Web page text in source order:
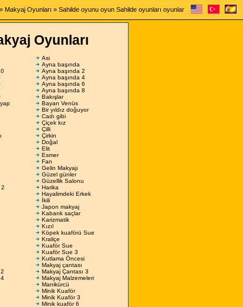
» Makyaj Oyunları » Sahilde oyunu oyun Sahilde oyunları oyunlar
Oyunları
Asi
Ayna başında
Ayna başında 2
Ayna başında 4
Ayna başında 6
Ayna başında 8
Bakışlar
Bayan Venüs
Bir yıldız doğuyor
Cadı gibi
Çiçek kız
Çilli
Çirkin
Doğal
Elit
Esmer
Fan
Gelin Makyajı
Güzel günler
Güzellik Salonu
Harika
Hayalimdeki Erkek
İkili
Japon makyaj
Kabarık saçlar
Karizmatik
Kızıl
Köpek kuaförü Sue
Kraliçe
Kuaför Sue
Kuaför Sue 3
Kutlama Öncesi
Makyaj çantası
Makyaj Çantası 3
Makyaj Malzemeleri
Manikürcü
Minik Kuaför
Minik Kuaför 3
Minik kuaför 6